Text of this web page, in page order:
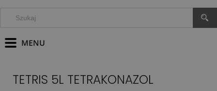
TETRIS 5L TETRAKONAZOL